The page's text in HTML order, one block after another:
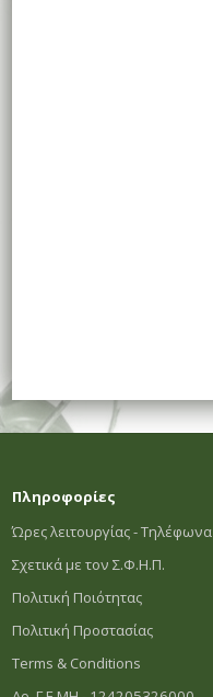
Πληροφορίες
Ώρες λειτουργίας - Τηλέφωνα
Σχετικά με τον Σ.Φ.Η.Π.
Πολιτική Ποιότητας
Πολιτική Προστασίας
Terms & Conditions